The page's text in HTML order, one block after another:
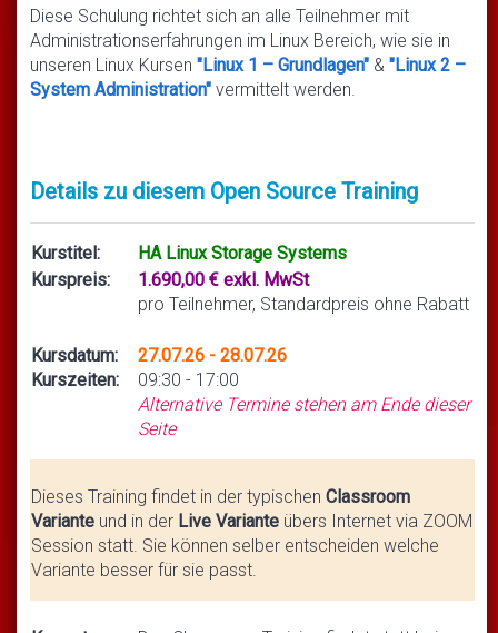
Diese Schulung richtet sich an alle Teilnehmer mit
Administrationserfahrungen im Linux Bereich, wie sie in
unseren Linux Kursen "Linux 1 – Grundlagen" & "Linux 2 –
System Administration" vermittelt werden.
Details zu diesem Open Source Training
Kurstitel:
HA Linux Storage Systems
Kurspreis:
1.690,00 € exkl. MwSt
pro Teilnehmer, Standardpreis ohne Rabatt
Kursdatum:
Kurszeiten:
27.07.26 - 28.07.26
09:30 - 17:00
Alternative Termine stehen am Ende dieser
Seite
Dieses Training findet in der typischen Classroom
Variante und in der Live Variante übers Internet via ZOOM
Session statt. Sie können selber entscheiden welche
Variante besser für sie passt.